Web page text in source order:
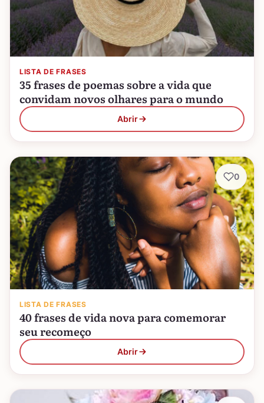
LISTA DE FRASES
35 frases de poemas sobre a vida que
convidam novos olhares para o mundo
Abrir
LISTA DE FRASES
40 frases de vida nova para comemorar
seu recomeço
Abrir
0